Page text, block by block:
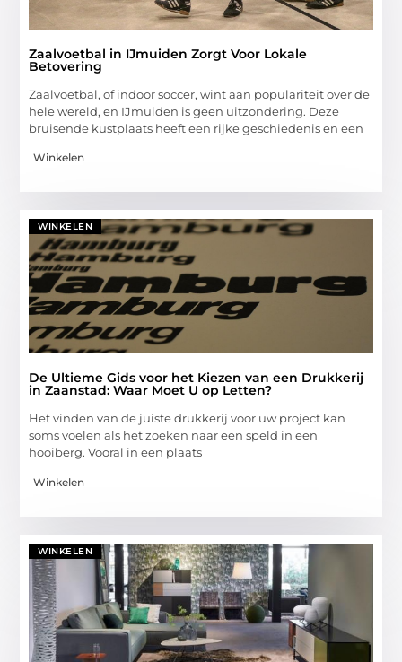
Zaalvoetbal in IJmuiden Zorgt Voor Lokale
Betovering
Zaalvoetbal, of indoor soccer, wint aan populariteit over de
hele wereld, en IJmuiden is geen uitzondering. Deze
bruisende kustplaats heeft een rijke geschiedenis en een
Winkelen
WINKELEN
De Ultieme Gids voor het Kiezen van een Drukkerij
in Zaanstad: Waar Moet U op Letten?
Het vinden van de juiste drukkerij voor uw project kan
soms voelen als het zoeken naar een speld in een
hooiberg. Vooral in een plaats
Winkelen
WINKELEN